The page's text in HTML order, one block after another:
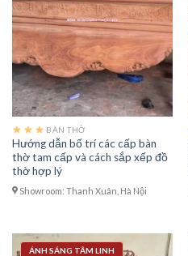
BÀN THỜ
Hướng dẫn bố trí các cấp bàn
thờ tam cấp và cách sắp xếp đồ
thờ hợp lý
Showroom: Thanh Xuân, Hà Nội
ÁNH SÁNG TÂM LINH